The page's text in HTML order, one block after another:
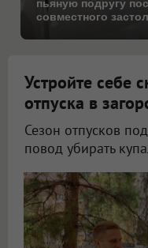
пьяную подругу
совместного
Устройте себе
отпуска в
Сезон отпусков
повод убирать